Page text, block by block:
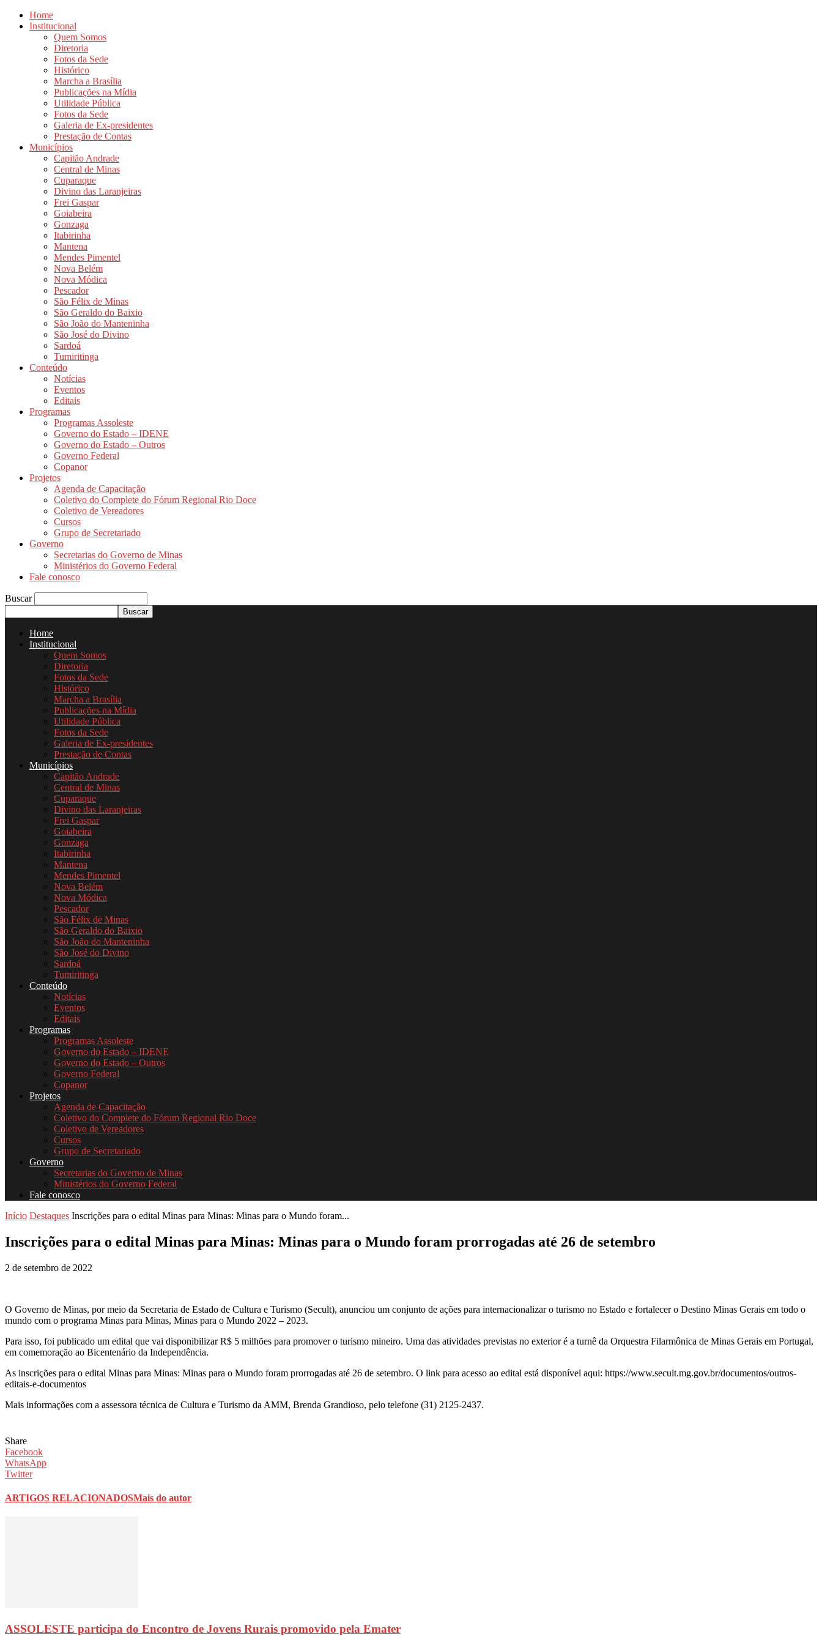
Home
Institucional
Quem Somos
Diretoria
Fotos da Sede
Histórico
Marcha a Brasília
Publicações na Mídia
Utilidade Pública
Fotos da Sede
Galeria de Ex-presidentes
Prestação de Contas
Municípios
Capitão Andrade
Central de Minas
Cuparaque
Divino das Laranjeiras
Frei Gaspar
Goiabeira
Gonzaga
Itabirinha
Mantena
Mendes Pimentel
Nova Belém
Nova Módica
Pescador
São Félix de Minas
São Geraldo do Baixio
São João do Manteninha
São José do Divino
Sardoá
Tumiritinga
Conteúdo
Notícias
Eventos
Editais
Programas
Programas Assoleste
Governo do Estado – IDENE
Governo do Estado – Outros
Governo Federal
Copanor
Projetos
Agenda de Capacitação
Coletivo do Complete do Fórum Regional Rio Doce
Coletivo de Vereadores
Cursos
Grupo de Secretariado
Governo
Secretarias do Governo de Minas
Ministérios do Governo Federal
Fale conosco
Buscar
Home
Institucional
Quem Somos
Diretoria
Fotos da Sede
Histórico
Marcha a Brasília
Publicações na Mídia
Utilidade Pública
Fotos da Sede
Galeria de Ex-presidentes
Prestação de Contas
Municípios
Capitão Andrade
Central de Minas
Cuparaque
Divino das Laranjeiras
Frei Gaspar
Goiabeira
Gonzaga
Itabirinha
Mantena
Mendes Pimentel
Nova Belém
Nova Módica
Pescador
São Félix de Minas
São Geraldo do Baixio
São João do Manteninha
São José do Divino
Sardoá
Tumiritinga
Conteúdo
Notícias
Eventos
Editais
Programas
Programas Assoleste
Governo do Estado – IDENE
Governo do Estado – Outros
Governo Federal
Copanor
Projetos
Agenda de Capacitação
Coletivo do Complete do Fórum Regional Rio Doce
Coletivo de Vereadores
Cursos
Grupo de Secretariado
Governo
Secretarias do Governo de Minas
Ministérios do Governo Federal
Fale conosco
Início Destaques Inscrições para o edital Minas para Minas: Minas para o Mundo foram...
Inscrições para o edital Minas para Minas: Minas para o Mundo foram prorrogadas até 26 de setembro
2 de setembro de 2022
O Governo de Minas, por meio da Secretaria de Estado de Cultura e Turismo (Secult), anunciou um conjunto de ações para internacionalizar o turismo no Estado e fortalecer o Destino Minas Gerais em todo o
mundo com o programa Minas para Minas, Minas para o Mundo 2022 – 2023.
Para isso, foi publicado um edital que vai disponibilizar R$ 5 milhões para promover o turismo mineiro. Uma das atividades previstas no exterior é a turnê da Orquestra Filarmônica de Minas Gerais em Portugal,
em comemoração ao Bicentenário da Independência.
As inscrições para o edital Minas para Minas: Minas para o Mundo foram prorrogadas até 26 de setembro. O link para acesso ao edital está disponível aqui: https://www.secult.mg.gov.br/documentos/outros-
editais-e-documentos
Mais informações com a assessora técnica de Cultura e Turismo da AMM, Brenda Grandioso, pelo telefone (31) 2125-2437.
Share
Facebook
WhatsApp
Twitter
ARTIGOS RELACIONADOSMais do autor
ASSOLESTE participa do Encontro de Jovens Rurais promovido pela Emater